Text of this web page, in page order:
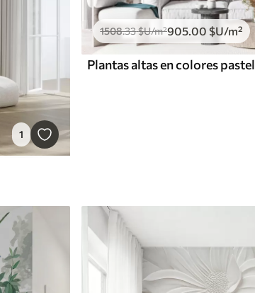
1
1508.33$U/m²905.00 $U/m²
Plantas altas en colores pastel